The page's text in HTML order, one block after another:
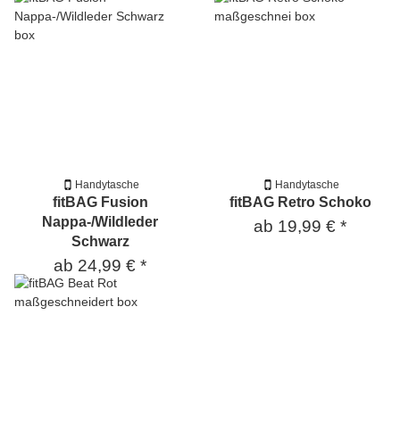
Handytasche
fitBAG Fusion
Nappa-/Wildleder
Schwarz
ab 24,99 € *
Handytasche
fitBAG Retro Schoko
ab 19,99 € *